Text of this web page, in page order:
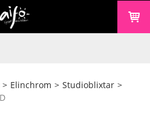
> Elinchrom > Studioblixtar >